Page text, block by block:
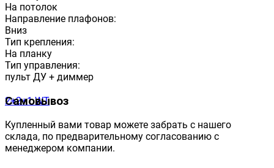
На потолок
Направление плафонов:
Вниз
Тип крепления:
На планку
Тип управления:
пульт ДУ + диммер
Самовывоз
Купленный вами товар можете забрать с нашего
склада, по предварительному согласованию с
менеджером компании.